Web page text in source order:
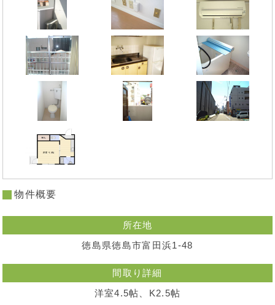
物件概要
所在地
徳島県徳島市富田浜1-48
間取り詳細
洋室4.5帖、K2.5帖